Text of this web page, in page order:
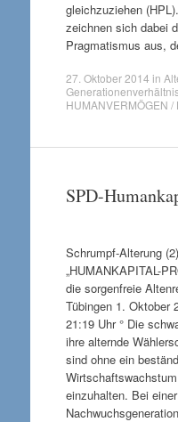
gleichzuziehen
zeichnen sich dabei
Pragmatismus aus,
27. Oktober 2014 in
HUMANVERMÖGEN
SPD-
Schrumpf-Alterung
„HUMANKAPITAL-
die sorgenfreie
Tübingen 1. Oktober
21:19 Uhr ° Die
ihre alternde
sind ohne ein
einzuhalten. Bei